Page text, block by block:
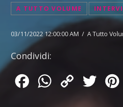
A TUTTO VOLUME
03/11/2022 12:00:00 AM / A Tutto
Condividi:
FacebookWhatsApp
Copy
Link
Twitter